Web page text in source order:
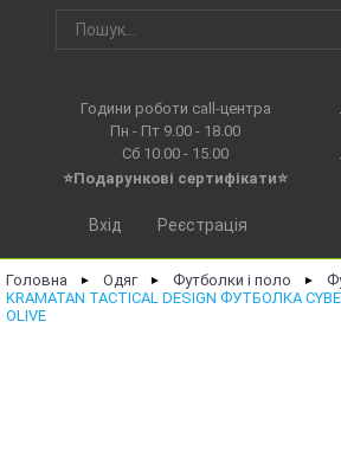
Години роботи call-центра
Пн - Пт 9.00 - 18.00
Сб 10.00 - 15.00
⭐Подарункові сертифікати⭐
Вхід Реєстрація
Головна ► Одяг ► Футболки і поло ►
KRAMATAN TACTICAL DESIGN ФУТБОЛКА
OLIVE